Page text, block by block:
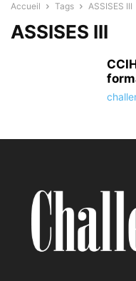
Accueil Tags ASSISES III
ASSISES III